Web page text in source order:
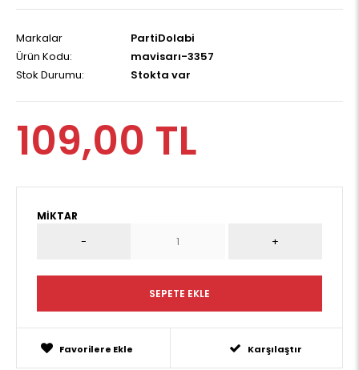
Markalar
PartiDolabi
Ürün Kodu:
mavisarı-3357
Stok Durumu:
Stokta var
109,00 TL
MIKTAR
Favorilere Ekle Karşılaştır